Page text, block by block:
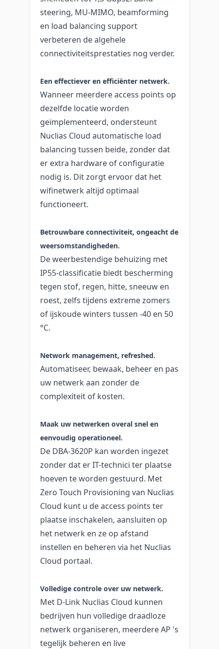
steering, MU-MIMO, beamforming
en load balancing support
verbeteren de algehele
connectiviteitsprestaties nog verder.
Een effectiever en efficiënter netwerk.
Wanneer meerdere access points op
dezelfde locatie worden
geïmplementeerd, ondersteunt
Nuclias Cloud automatische load
balancing tussen beide, zonder dat
er extra hardware of configuratie
nodig is. Dit zorgt ervoor dat het
wifinetwerk altijd optimaal
functioneert.
Betrouwbare connectiviteit, ongeacht de
weersomstandigheden.
De weerbestendige behuizing met
IP55-classificatie biedt bescherming
tegen stof, regen, hitte, sneeuw en
roest, zelfs tijdens extreme zomers
of ijskoude winters tussen -40 en 50
°C.
Network management, refreshed.
Automatiseer, bewaak, beheer en pas
uw netwerk aan zonder de
complexiteit of kosten.
Maak uw netwerken overal snel en
eenvoudig operationeel.
De DBA-3620P kan worden ingezet
zonder dat er IT-technici ter plaatse
hoeven te worden gestuurd. Met
Zero Touch Provisioning van Nuclias
Cloud kunt u de access points ter
plaatse inschakelen, aansluiten op
het netwerk en ze op afstand
instellen en beheren via het Nuclias
Cloud portaal.
Volledige controle over uw netwerk.
Met D-Link Nuclias Cloud kunnen
bedrijven hun volledige draadloze
netwerk organiseren, meerdere AP 's
tegelijk beheren en live